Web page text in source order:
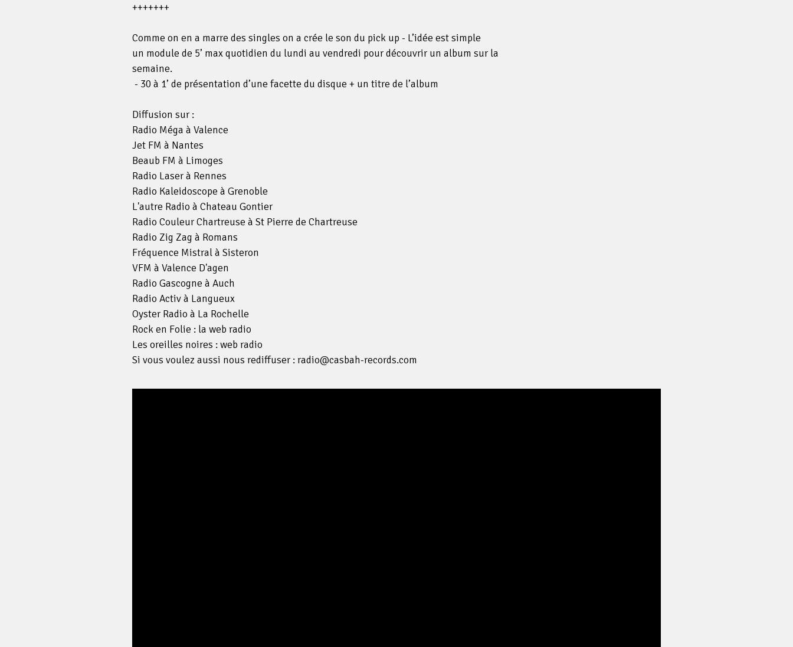
+++++++
Comme on en a marre des singles on a crée le son du pick up - L’idée est simple
un module de 5’ max quotidien du lundi au vendredi pour découvrir un album sur la
semaine.
- 30 à 1’ de présentation d’une facette du disque + un titre de l’album
Diffusion sur :
Radio Méga à Valence
Jet FM à Nantes
Beaub FM à Limoges
Radio Laser à Rennes
Radio Kaleidoscope à Grenoble
L'autre Radio à Chateau Gontier
Radio Couleur Chartreuse à St Pierre de Chartreuse
Radio Zig Zag à Romans
Fréquence Mistral à Sisteron
VFM à Valence D'agen
Radio Gascogne à Auch
Radio Activ à Langueux
Oyster Radio à La Rochelle
Rock en Folie : la web radio
Les oreilles noires : web radio
Si vous voulez aussi nous rediffuser : radio@casbah-records.com